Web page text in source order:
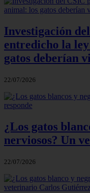
Investigación
entredicho la
gatos deberían
22/07/2026
¿Los gatos
nerviosos? Un
22/07/2026